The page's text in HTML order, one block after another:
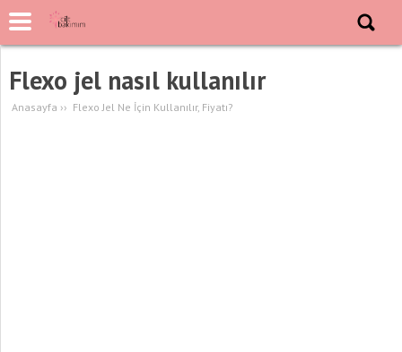
Flexo jel nasıl kullanılır
Anasayfa ›› Flexo Jel Ne İçin Kullanılır, Fiyatı?